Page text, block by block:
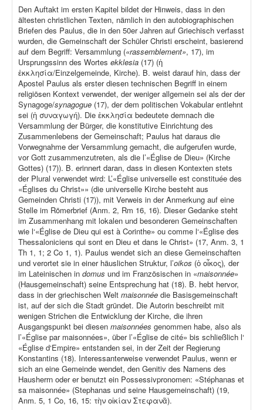
Den Auftakt im ersten Kapitel bildet der Hinweis, dass in den
ältesten christlichen Texten, nämlich in den autobiographischen
Briefen des Paulus, die in den 50er Jahren auf Griechisch verfasst
wurden, die Gemeinschaft der Schüler Christi erscheint, basierend
auf dem Begriff: Versammlung («rassemblement», 17), im
Ursprungssinn des Wortes ekklesia (17) (ἡ
ἐκκλησία/Einzelgemeinde, Kirche). B. weist darauf hin, dass der
Apostel Paulus als erster diesen technischen Begriff in einem
religiösen Kontext verwendet, der weniger allgemein sei als der der
Synagoge/synagogue (17), der dem politischen Vokabular entlehnt
sei (ἡ συναγωγή). Die ἐκκλησία bedeutete demnach die
Versammlung der Bürger, die konstitutive Einrichtung des
Zusammenlebens der Gemeinschaft; Paulus hat daraus die
Vorwegnahme der Versammlung gemacht, die aufgerufen wurde,
vor Gott zusammenzutreten, als die l’«Église de Dieu» (Kirche
Gottes) (17)). B. erinnert daran, dass in diesen Kontexten stets
der Plural verwendet wird: L’«Église universelle est constituée des
«Églises du Christ»» (die universelle Kirche besteht aus
Gemeinden Christi (17)), mit Verweis in der Anmerkung auf eine
Stelle im Römerbrief (Anm. 2, Rm 16, 16). Dieser Gedanke steht
im Zusammenhang mit lokalen und besonderen Gemeinschaften
wie l‘«Église de Dieu qui est à Corinthe» ou comme l‘«Église des
Thessaloniciens qui sont en Dieu et dans le Christ» (17, Anm. 3, 1
Th 1, 1; 2 Co 1, 1). Paulus wendet sich an diese Gemeinschaften
und verortet sie in einer häuslichen Struktur, l’oikos (ὁ οἶκος), der
im Lateinischen in domus und im Französischen in «maisonnée»
(Hausgemeinschaft) seine Entsprechung hat (18). B. hebt hervor,
dass in der griechischen Welt maisonnée die Basisgemeinschaft
ist, auf der sich die Stadt gründet. Die Autorin beschreibt mit
wenigen Strichen die Entwicklung der Kirche, die ihren
Ausgangspunkt bei diesen maisonnées genommen habe, also als
l’«Église par maisonnées», über l’«Église de cité» bis schließlich l‘
«Église d‘Empire» entstanden sei, in der Zeit der Regierung
Konstantins (18). Interessanterweise verwendet Paulus, wenn er
sich an eine Gemeinde wendet, den Genitiv des Namens des
Hausherrn oder er benutzt ein Possessivpronomen: «Stéphanas et
sa maisonnée» (Stephanas und seine Hausgemeinschaft) (19,
Anm. 5, 1 Co, 16, 15: τὴν οἰκίαν Στεφανᾶ).